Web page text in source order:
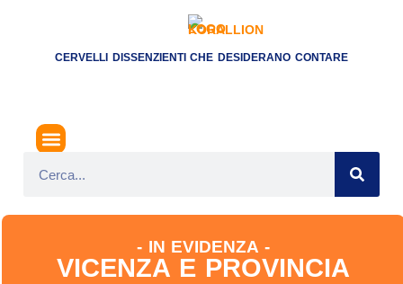
CERVELLI DISSENZIENTI CHE DESIDERANO CONTARE
- IN EVIDENZA -
VICENZA E PROVINCIA